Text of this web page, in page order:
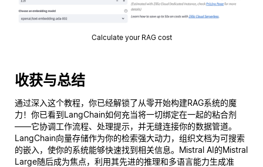
Calculate your RAG cost
收获与总结
通过深入这个教程，你已经解锁了从零开始构建RAG系统的魔
力！你已看到LangChain如何充当将一切绑定在一起的粘合剂
——它协调工作流程、处理提示，并无缝连接你的数据管道。
LangChain向量存储作为你的检索强大动力，组织文档为可搜索
的嵌入，使你的系统能够快速找到相关信息。Mistral AI的Mistral
Large随后成为焦点，利用其先进的推理和多语言能力生成准